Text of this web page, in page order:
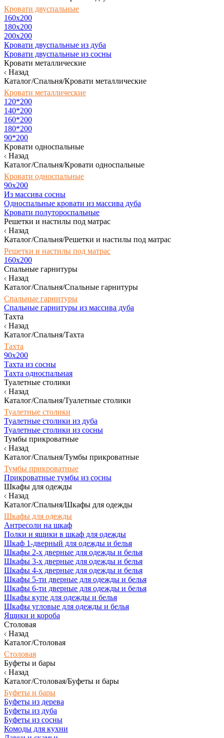
Кровати двуспальные
160х200
180x200
200x200
Кровати двуспальные из дуба
Кровати двуспальные из сосны
Кровати металлические
Назад
Каталог/Спальня/Кровати металлические
Кровати металлические
120*200
140*200
160*200
180*200
90*200
Кровати односпальные
Назад
Каталог/Спальня/Кровати односпальные
Кровати односпальные
90х200
Из массива сосны
Односпальные кровати из массива дуба
Кровати полутороспальные
Решетки и настилы под матрас
Назад
Каталог/Спальня/Решетки и настилы под матрас
Решетки и настилы под матрас
160х200
Спальные гарнитуры
Назад
Каталог/Спальня/Спальные гарнитуры
Спальные гарнитуры
Спальные гарнитуры из массива дуба
Тахта
Назад
Каталог/Спальня/Тахта
Тахта
90х200
Тахта из сосны
Тахта односпальная
Туалетные столики
Назад
Каталог/Спальня/Туалетные столики
Туалетные столики
Туалетные столики из дуба
Туалетные столики из сосны
Тумбы прикроватные
Назад
Каталог/Спальня/Тумбы прикроватные
Тумбы прикроватные
Прикроватные тумбы из сосны
Шкафы для одежды
Назад
Каталог/Спальня/Шкафы для одежды
Шкафы для одежды
Антресоли на шкаф
Полки и ящики в шкаф для одежды
Шкаф 1-дверный для одежды и белья
Шкафы 2-х дверные для одежды и белья
Шкафы 3-х дверные для одежды и белья
Шкафы 4-х дверные для одежды и белья
Шкафы 5-ти дверные для одежды и белья
Шкафы 6-ти дверные для одежды и белья
Шкафы купе для одежды и белья
Шкафы угловые для одежды и белья
Ящики и короба
Столовая
Назад
Каталог/Столовая
Столовая
Буфеты и бары
Назад
Каталог/Столовая/Буфеты и бары
Буфеты и бары
Буфеты из дерева
Буфеты из дуба
Буфеты из сосны
Комоды для кухни